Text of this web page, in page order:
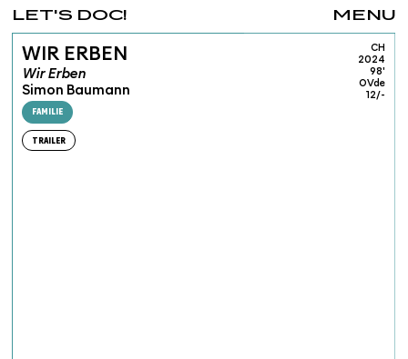
MENU
LET'S DOC!
WIR ERBEN
Wir Erben
Simon Baumann
FAMILIE
TRAILER
CH
2024
98'
OVde
12/-